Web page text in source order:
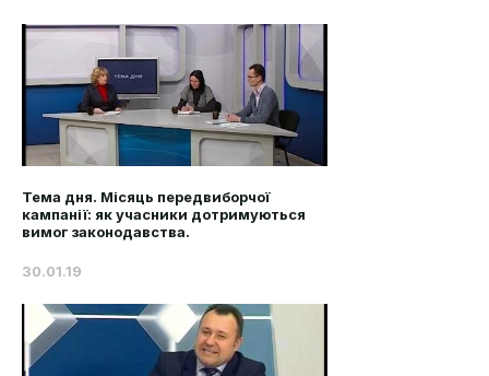
Тема дня. Місяць передвиборчої
кампанії: як учасники дотримуються
вимог законодавства.
30.01.19